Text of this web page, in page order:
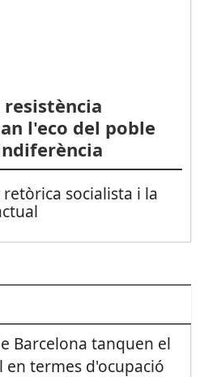
resistència
l'eco del poble
socialista i la